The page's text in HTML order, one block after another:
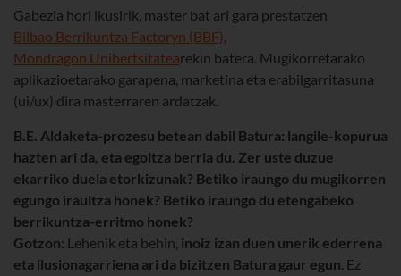
Gabezia hori ikusirik, master bat ari gara prestatzen
Bilbao Berrikuntza Factoryn (BBF),
Mondragon Unibertsitatearekin batera. Mugikorretarako
aplikazioetarako garapena, marketina eta erabilgarritasuna
(ui/ux) dira masterraren ardatzak.
B.E. Aldaketa-prozesu betean dabil Batura: langile-kopurua
hazten ari da, eta egoitza berria du. Zer uste duzue
ekarriko duela etorkizunak? Betiko iraungo du mugikorren
egungo iraultza honek? Betiko iraungo du etengabeko
berrikuntza-erritmo honek?
Gotzon: Lehenik eta behin, inoiz izan duen unerik ederrena
eta ilusionagarriena ari da bizitzen Batura gaur egun. Ez